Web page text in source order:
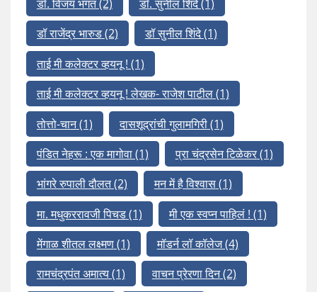
डॉ. विजय भगत(2) डॉ. सुनील शिंदे(1)
डॉ राजेंद्र भारुड(2) डॉ सुनील शिंदे(1)
ताई मी कलेक्टर व्हयनू ! (1)
ताई मी कलेक्टर व्हयनू ! लेखक- राजेश पाटील(1)
तोत्तो-चान(1) दासशूद्रांची गुलामगिरी(1)
पंडित नेहरू : एक मागोवा(1) प्रा चंद्रसेन टिळेकर(1)
भांगरे रुपाली दौलत(2) मन में है विश्वास(1)
मा. मधुकररावजी पिचड(1) मी एक स्वप्न पाहिलं ! (1)
मेंगाळ शीतल लक्ष्मण(1) मॉडर्न लॉ कॉलेज(4)
रामचंद्रपंत अमात्य(1) वाचन प्रेरणा दिन(2)